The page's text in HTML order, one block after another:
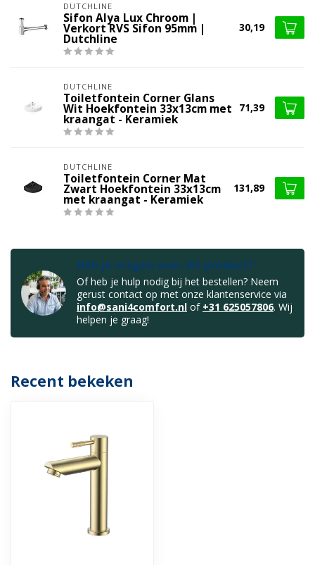
DUTCHLINE
Sifon Alya Lux Chroom |
Verkort RVS Sifon 95mm |
Dutchline
30,19
DUTCHLINE
Toiletfontein Corner Glans
Wit Hoekfontein 33x13cm met
kraangat - Keramiek
71,39
DUTCHLINE
Toiletfontein Corner Mat
Zwart Hoekfontein 33x13cm
met kraangat - Keramiek
131,89
Heb je vragen over dit product?
Of heb je hulp nodig bij het bestellen? Neem
gerust contact op met onze klantenservice via
info@sani4comfort.nl of +31 625057806. Wij
helpen je graag!
Recent bekeken